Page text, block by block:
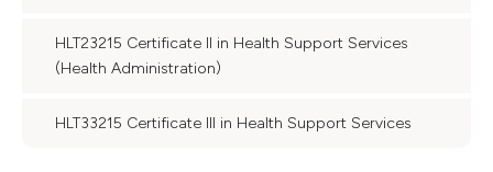
HLT23215 Certificate II in Health Support Services
(Health Administration)
HLT33215 Certificate III in Health Support Services